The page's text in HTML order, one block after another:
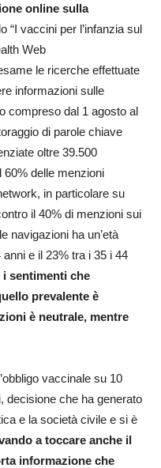
online sulla
“I vaccini per l’infanzia sul
Web
le ricerche effettuate
informazioni sulle
compreso dal 1 agosto al
di parole chiave
oltre 39.500
60% delle menzioni
in particolare su
il 40% di menzioni sui
navigazioni ha un’età
e il 23% tra i 35 i 44
sentimenti che
prevalente è
è neutrale, mentre
vaccinale su 10
decisione che ha generato
e la società civile e si è
a toccare anche il
informazione che